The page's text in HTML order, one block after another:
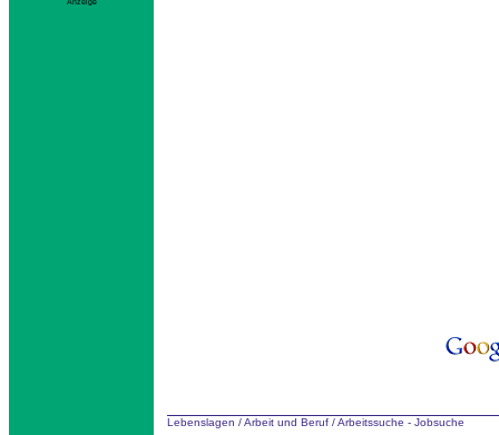
Lebenslagen /Arbeit und Beruf /Arbeitssuche - Jobsuche